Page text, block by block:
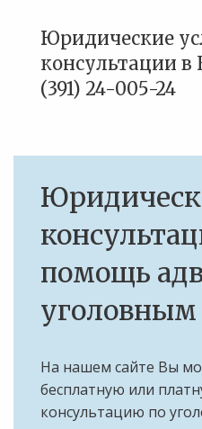
Юридические
консультации в
(391) 24-005-24
помощь
На нашем сайте Вы
бесплатную или
консультацию по